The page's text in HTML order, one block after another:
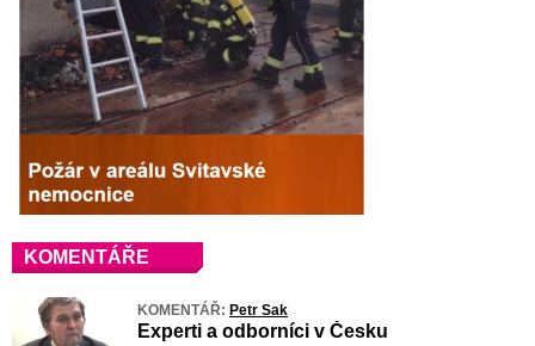
KOMENTÁŘE
KOMENTÁŘ: Petr Sak
Experti a odborníci v Česku